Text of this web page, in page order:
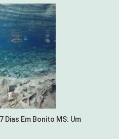
Dias Em Bonito MS: Um